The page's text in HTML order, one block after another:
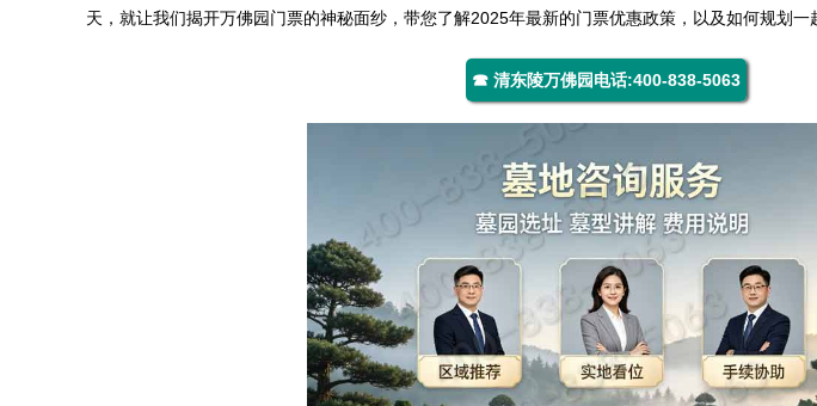
天，就让我们揭开万佛园门票的神秘面纱，带您了解2025年最新的门票优惠政策，以及如何规划一
☎ 清东陵万佛园电话:400-838-5063